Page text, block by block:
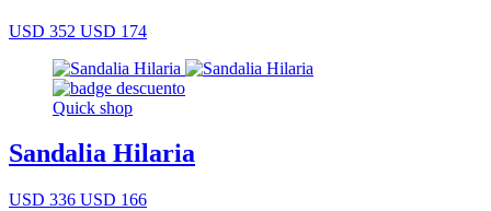
USD 352 USD 174
Quick shop
Sandalia Hilaria
USD 336 USD 166